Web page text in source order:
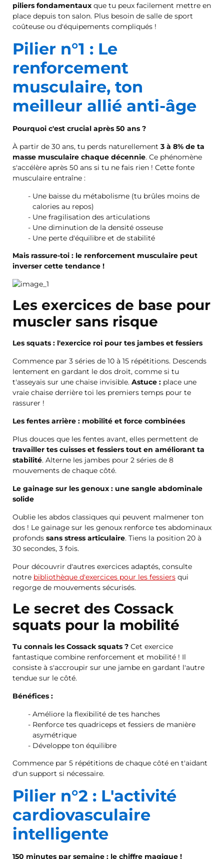
piliers fondamentaux que tu peux facilement mettre en
place depuis ton salon. Plus besoin de salle de sport
coûteuse ou d'équipements compliqués !
Pilier n°1 : Le
renforcement
musculaire, ton
meilleur allié anti-âge
Pourquoi c'est crucial après 50 ans ?
À partir de 30 ans, tu perds naturellement 3 à 8% de ta
masse musculaire chaque décennie. Ce phénomène
s'accélère après 50 ans si tu ne fais rien ! Cette fonte
musculaire entraîne :
Une baisse du métabolisme (tu brûles moins de
calories au repos)
Une fragilisation des articulations
Une diminution de la densité osseuse
Une perte d'équilibre et de stabilité
Mais rassure-toi : le renforcement musculaire peut
inverser cette tendance !
Les exercices de base pour
muscler sans risque
Les squats : l'exercice roi pour tes jambes et fessiers
Commence par 3 séries de 10 à 15 répétitions. Descends
lentement en gardant le dos droit, comme si tu
t'asseyais sur une chaise invisible. Astuce : place une
vraie chaise derrière toi les premiers temps pour te
rassurer !
Les fentes arrière : mobilité et force combinées
Plus douces que les fentes avant, elles permettent de
travailler tes cuisses et fessiers tout en améliorant ta
stabilité. Alterne les jambes pour 2 séries de 8
mouvements de chaque côté.
Le gainage sur les genoux : une sangle abdominale
solide
Oublie les abdos classiques qui peuvent malmener ton
dos ! Le gainage sur les genoux renforce tes abdominaux
profonds sans stress articulaire. Tiens la position 20 à
30 secondes, 3 fois.
Pour découvrir d'autres exercices adaptés, consulte
notre bibliothèque d'exercices pour les fessiers qui
regorge de mouvements sécurisés.
Le secret des Cossack
squats pour la mobilité
Tu connais les Cossack squats ? Cet exercice
fantastique combine renforcement et mobilité ! Il
consiste à s'accroupir sur une jambe en gardant l'autre
tendue sur le côté.
Bénéfices :
Améliore la flexibilité de tes hanches
Renforce tes quadriceps et fessiers de manière
asymétrique
Développe ton équilibre
Commence par 5 répétitions de chaque côté en t'aidant
d'un support si nécessaire.
Pilier n°2 : L'activité
cardiovasculaire
intelligente
150 minutes par semaine : le chiffre magique !